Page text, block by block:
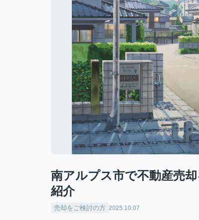
南アルプス市で不動産売
紹介
売却をご検討の方 2025.10.07